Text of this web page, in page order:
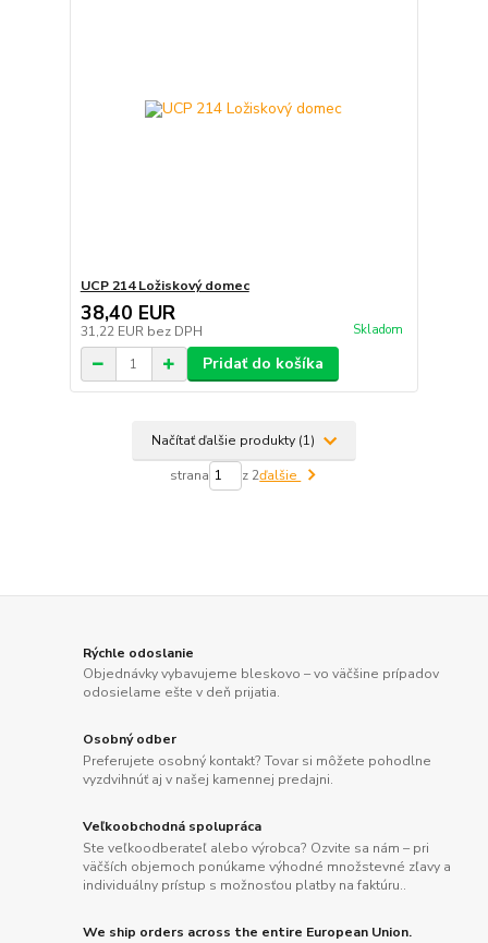
UCP 214 Ložiskový domec
38,40 EUR
31,22 EUR bez DPH Skladom
Pridať do košíka
Načítať ďalšie produkty (1)
strana z 2ďalšie
Rýchle odoslanie
Objednávky vybavujeme bleskovo – vo väčšine prípadov
odosielame ešte v deň prijatia.
Osobný odber
Preferujete osobný kontakt? Tovar si môžete pohodlne
vyzdvihnúť aj v našej kamennej predajni.
Veľkoobchodná spolupráca
Ste veľkoodberateľ alebo výrobca? Ozvite sa nám – pri
väčších objemoch ponúkame výhodné množstevné zľavy a
individuálny prístup s možnosťou platby na faktúru..
We ship orders across the entire European Union.